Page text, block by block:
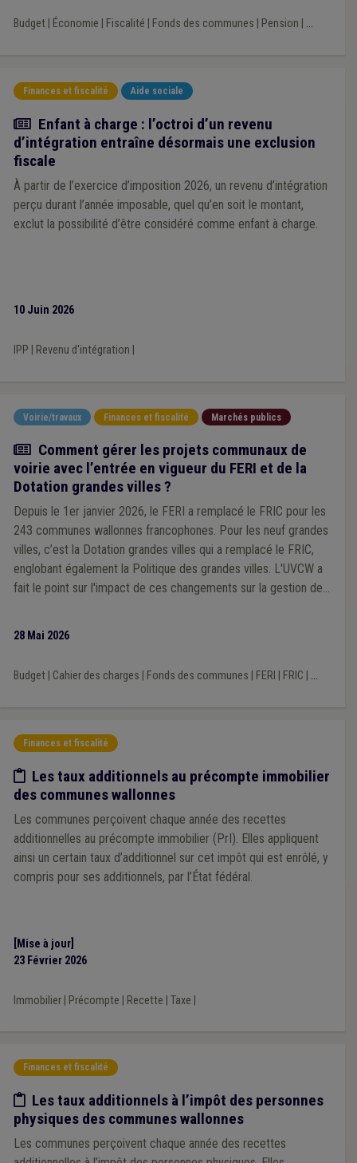
Budget| Économie Fiscalité Fonds des communes Pension ...
Finances et fiscalité Aide sociale
Actualité
Enfant à charge : l’octroi d’un revenu
d’intégration entraîne désormais une exclusion
fiscale
À partir de l’exercice d’imposition 2026, un revenu d’intégration
perçu durant l’année imposable, quel qu’en soit le montant,
exclut la possibilité d’être considéré comme enfant à charge.
10 Juin 2026
IPP Revenu d'intégration
Voirie/travaux Finances et fiscalité Marchés publics
Article
Comment gérer les projets communaux de
voirie avec l’entrée en vigueur du FERI et de la
Dotation grandes villes ?
Depuis le 1er janvier 2026, le FERI a remplacé le FRIC pour les
243 communes wallonnes francophones. Pour les neuf grandes
villes, c’est la Dotation grandes villes qui a remplacé le FRIC,
englobant également la Politique des grandes villes. L'UVCW a
fait le point sur l'impact de ces changements sur la gestion des
28 Mai 2026
Budget| Cahier des charges Fonds des communes FERI FRIC ...
Finances et fiscalité
Etude/chiffres
Les taux additionnels au précompte immobilier
des communes wallonnes
Les communes perçoivent chaque année des recettes
additionnelles au précompte immobilier (PrI). Elles appliquent
ainsi un certain taux d’additionnel sur cet impôt qui est enrôlé, y
compris pour ses additionnels, par l’État fédéral.
[Mise à jour]
23 Février 2026
Immobilier| Précompte Recette Taxe
Finances et fiscalité
Etude/chiffres
Les taux additionnels à l’impôt des personnes
physiques des communes wallonnes
Les communes perçoivent chaque année des recettes